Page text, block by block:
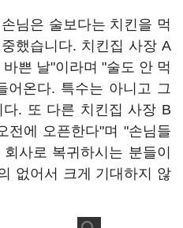
님은 술보다는 치킨을 먹
했습니다. 치킨집 사장 A
쁜 날"이라며 "술도 안 먹
어온다. 특수는 아니고 그
. 또 다른 치킨집 사장 B
전에 오픈한다"며 "손님들
사로 복귀하시는 분들이
없어서 크게 기대하지 않